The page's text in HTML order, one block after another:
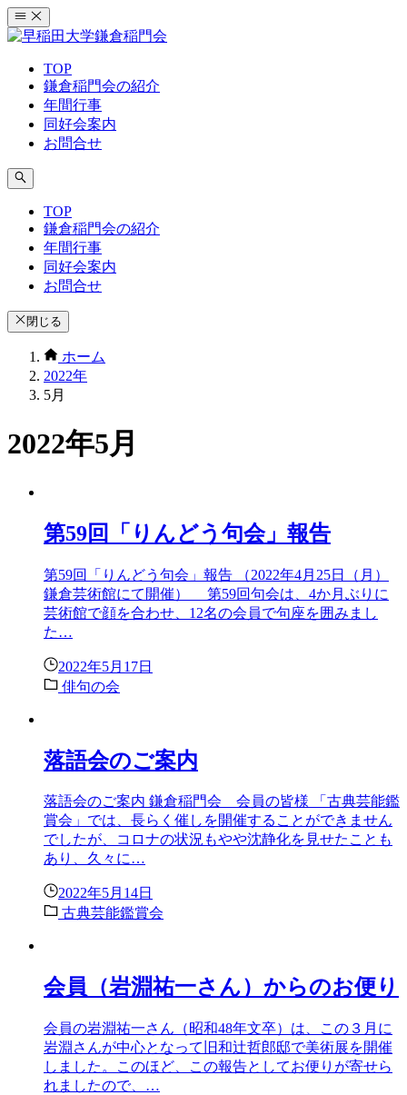
コ
ン
ッ
プ
TOP
鎌倉稲門会の紹介
年間行事
同好会案内
お問合せ
TOP
鎌倉稲門会の紹介
年間行事
同好会案内
お問合せ
閉じる
ホーム
2022年
5月
2022年5月
第59回「りんどう句会」報告
第59回「りんどう句会」報告 （2022年4月25日（月）
鎌倉芸術館にて開催） 第59回句会は、4か月ぶりに
芸術館で顔を合わせ、12名の会員で句座を囲みまし
た…
2022年5月17日
俳句の会
落語会のご案内
落語会のご案内 鎌倉稲門会 会員の皆様 「古典芸能鑑
賞会」では、長らく催しを開催することができません
でしたが、コロナの状況もやや沈静化を見せたことも
あり、久々に…
2022年5月14日
古典芸能鑑賞会
会員（岩淵祐一さん）からのお便り
会員の岩淵祐一さん（昭和48年文卒）は、この３月に
岩淵さんが中心となって旧和辻哲郎邸で美術展を開催
しました。このほど、この報告としてお便りが寄せら
れましたので、…